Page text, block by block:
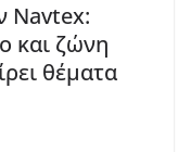
Navtex:
και ζώνη
θέματα